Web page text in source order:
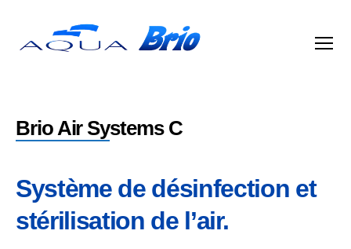
Brio Air Systems C
Système de désinfection et
stérilisation de l’air.